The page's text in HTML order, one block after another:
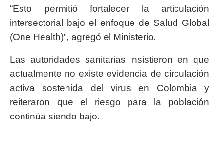
“Esto permitió fortalecer la articulación
intersectorial bajo el enfoque de Salud Global
(One Health)”, agregó el Ministerio.
Las autoridades sanitarias insistieron en que
actualmente no existe evidencia de circulación
activa sostenida del virus en Colombia y
reiteraron que el riesgo para la población
continúa siendo bajo.